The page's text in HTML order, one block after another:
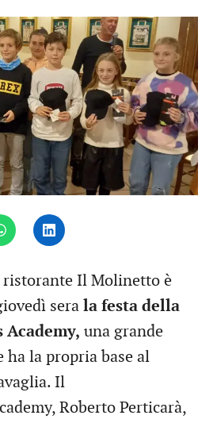
ristorante Il Molinetto è
sera la festa della
Academy, una grande
ha la propria base al
Il
Roberto Perticarà,